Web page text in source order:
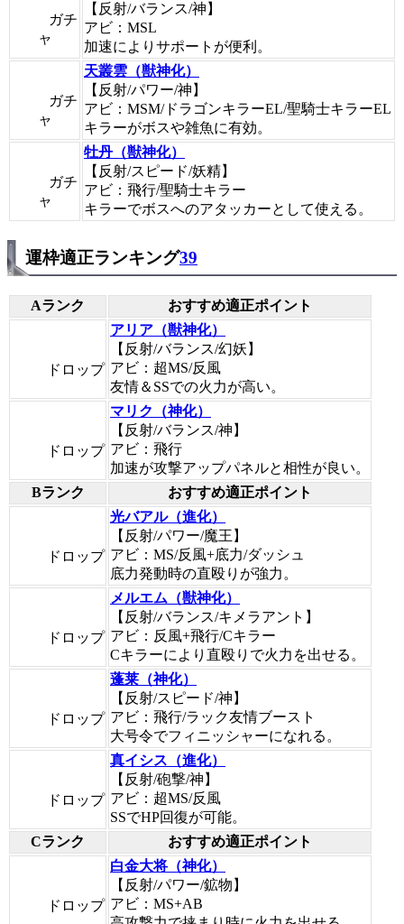
ガチ
ャ
【反射/バランス/神】
アビ：MSL
加速によりサポートが便利。
ガチ
ャ
天叢雲（獣神化）
【反射/パワー/神】
アビ：MSM/ドラゴンキラーEL/聖騎士キラーEL
キラーがボスや雑魚に有効。
ガチ
ャ
牡丹（獣神化）
【反射/スピード/妖精】
アビ：飛行/聖騎士キラー
キラーでボスへのアタッカーとして使える。
運枠適正ランキング39
Aランク おすすめ適正ポイント
ドロップ
アリア（獣神化）
【反射/バランス/幻妖】
アビ：超MS/反風
友情＆SSでの火力が高い。
ドロップ
マリク（神化）
【反射/バランス/神】
アビ：飛行
加速が攻撃アップパネルと相性が良い。
Bランク
おすすめ適正ポイント
ドロップ
光バアル（進化）
【反射/パワー/魔王】
アビ：MS/反風+底力/ダッシュ
底力発動時の直殴りが強力。
ドロップ
メルエム（獣神化）
【反射/バランス/キメラアント】
アビ：反風+飛行/Cキラー
Cキラーにより直殴りで火力を出せる。
ドロップ
蓬莱（神化）
【反射/スピード/神】
アビ：飛行/ラック友情ブースト
大号令でフィニッシャーになれる。
ドロップ
真イシス（進化）
【反射/砲撃/神】
アビ：超MS/反風
SSでHP回復が可能。
Cランク
おすすめ適正ポイント
ドロップ
白金大将（神化）
【反射/パワー/鉱物】
アビ：MS+AB